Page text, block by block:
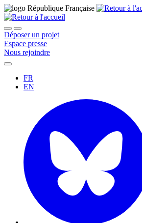
Déposer un projet
Espace presse
Nous rejoindre
FR
EN